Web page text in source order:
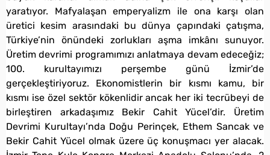
yaratıyor. Mafyalaşan emperyalizm ile ona karşı olan
üretici kesim arasındaki bu dünya çapındaki çatışma,
Türkiye’nin önündeki zorlukları aşma imkânı sunuyor.
Üretim devrimi programımızı anlatmaya devam edeceğiz;
100. kurultayımızı perşembe günü İzmir’de
gerçekleştiriyoruz. Ekonomistlerin bir kısmı kamu, bir
kısmı ise özel sektör kökenlidir ancak her iki tecrübeyi de
birleştiren arkadaşımız Bekir Cahit Yücel’dir. Üretim
Devrimi Kurultayı’nda Doğu Perinçek, Ethem Sancak ve
Bekir Cahit Yücel olmak üzere üç konuşmacı yer alacak.